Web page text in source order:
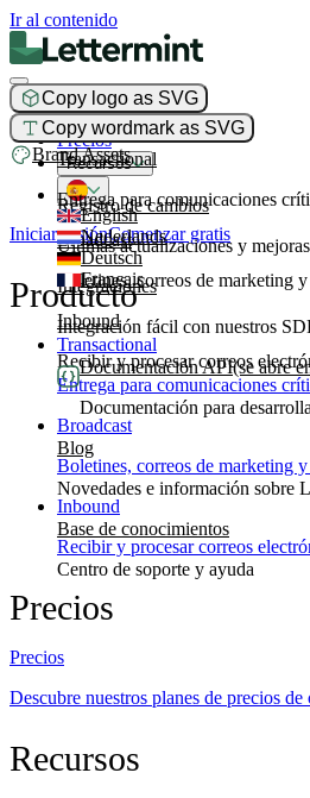
Ir al contenido
Copy logo as SVG
Copy wordmark as SVG
Brand Assets
Producto
Transactional
Entrega para comunicaciones
Broadcast
Boletines, correos de marketing y
Inbound
Recibir y procesar correos
Precios
Recursos
Registro de cambios
Últimas actualizaciones y
Integraciones
Integración fácil con nuestros
Documentación API(se abre
Documentación para
Blog
Novedades e información sobre
Base de conocimientos
Centro de soporte y ayuda
English
Nederlands
Deutsch
Français
Iniciar sesiónComenzar gratis
Producto
Transactional
Entrega para comunicaciones
Broadcast
Boletines, correos de marketing y
Inbound
Recibir y procesar correos
Precios
Precios
Descubre nuestros planes de precios
Recursos